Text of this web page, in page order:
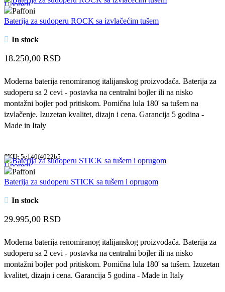
Uporedi
Quick view
Dodaj u omiljene
Baterija za sudoperu ROCK sa izvlačećim tušem
In stock
18.250,00 RSD
Moderna baterija renomiranog italijanskog proizvođača. Baterija za
sudoperu sa 2 cevi - postavka na centralni bojler ili na nisko
montažni bojler pod pritiskom. Pomična lula 180' sa tušem na
izvlačenje. Izuzetan kvalitet, dizajn i cena. Garancija 5 godina -
Made in Italy
SKU: 5e140f4022b5
Uporedi
Quick view
Dodaj u omiljene
Baterija za sudoperu STICK sa tušem i oprugom
In stock
29.995,00 RSD
Moderna baterija renomiranog italijanskog proizvođača. Baterija za
sudoperu sa 2 cevi - postavka na centralni bojler ili na nisko
montažni bojler pod pritiskom. Pomična lula 180' sa tušem. Izuzetan
kvalitet, dizajn i cena. Garancija 5 godina - Made in Italy